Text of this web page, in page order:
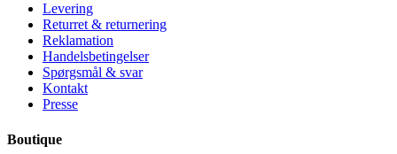
Levering
Returret & returnering
Reklamation
Handelsbetingelser
Spørgsmål & svar
Kontakt
Presse
Boutique